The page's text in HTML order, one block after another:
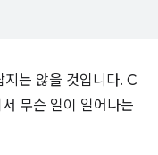
는 않을 것입니다. C
무슨 일이 일어나는